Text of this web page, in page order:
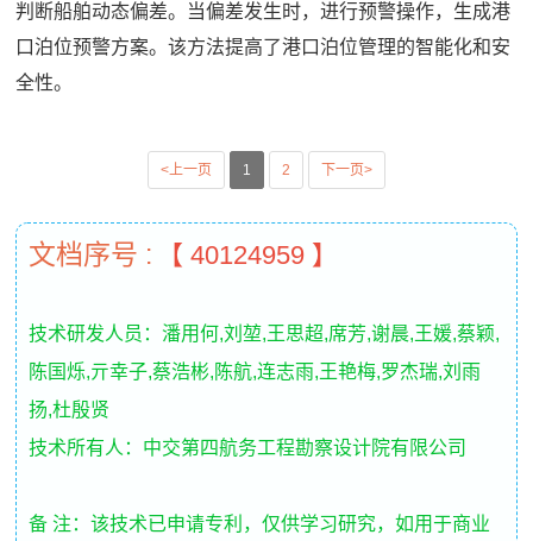
判断船舶动态偏差。当偏差发生时，进行预警操作，生成港
口泊位预警方案。该方法提高了港口泊位管理的智能化和安
全性。
<上一页 1 2 下一页>
文档序号 : 【 40124959 】
技术研发人员：潘用何,刘堃,王思超,席芳,谢晨,王媛,蔡颖,
陈国烁,亓幸子,蔡浩彬,陈航,连志雨,王艳梅,罗杰瑞,刘雨
扬,杜殷贤
技术所有人：中交第四航务工程勘察设计院有限公司
备 注：该技术已申请专利，仅供学习研究，如用于商业